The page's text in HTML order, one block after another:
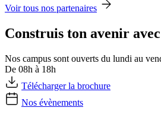
Voir tous nos partenaires
Construis ton avenir
Nos campus sont ouverts du lundi au
De 08h à 18h
Télécharger la brochure
Nos évènements